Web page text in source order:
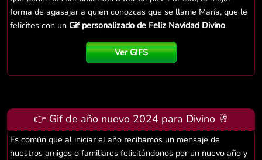
forma de agasajar a quien conozcas que se llame María, que le
felicites con un Gif personalizado de Feliz Navidad Divino.
Ver GIFS
👉 Gif de año nuevo 2024 para Divino 🥂
Es común que al iniciar el año recibamos un mensaje de
nuestros amigos o familiares felicitándonos por un nuevo año y